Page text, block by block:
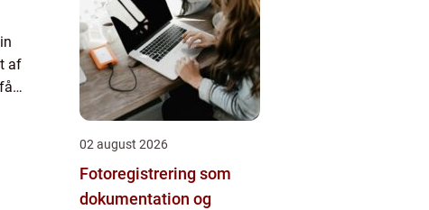
af
02 august 2026
Fotoregistrering som
dokumentation og